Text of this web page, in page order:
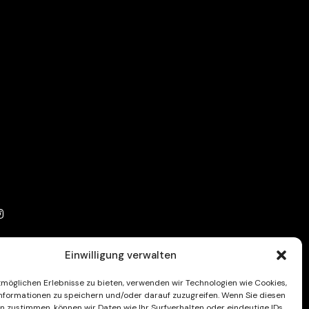
Einwilligung verwalten
Erlebnisse zu bieten, verwenden wir Technologien wie Cookies,
zu speichern und/oder darauf zuzugreifen. Wenn Sie diesen